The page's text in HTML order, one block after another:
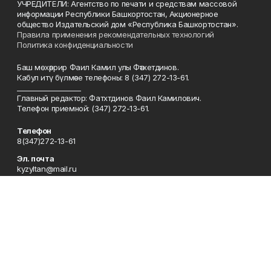
УЧРЕДИТЕЛИ: Агентство по печати и средствам массовой
информации Республики Башкортостан, Акционерное
общество Издательский дом «Республика Башкортостан».
Правила применения рекомендательных технологий
Политика конфиденциальности
Баш мөхәррир Фаил Камил улы Фәтхетдинов.
Кабул итү бүлмәсе телефоны: 8 (347) 272-13-61.
Главный редактор: Фатхтдинов Фаил Камилович.
Телефон приемной: (347) 272-13-61.
Телефон
8(347)272-13-61
Эл. почта
kyzyltan@mail.ru